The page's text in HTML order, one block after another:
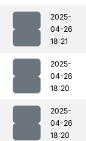
2025-
04-26
18:21
2025-
04-26
18:20
2025-
04-26
18:20